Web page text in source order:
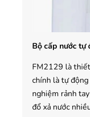
Bộ cấp nước
FM2129 là
chính là tự
nghiệm rảnh
đổ xả nước